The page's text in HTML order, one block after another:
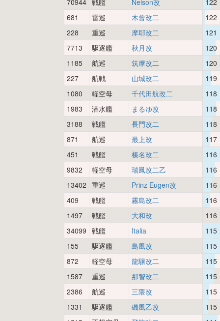
70944 戦艦 Nelson改
122
681
雷巡 木曾改二
122
228
重巡 摩耶改二
121
7713
駆逐艦 秋月改
120
1185
航巡 筑摩改二
120
227
航戦 山城改二
119
1080
軽空母 千代田航改二
118
1983
潜水艦 まるゆ改
118
3188
戦艦 長門改二
118
871
航巡 最上改
117
451
戦艦 榛名改二
116
9832
軽空母 瑞鳳改二乙
116
13402 重巡 Prinz Eugen改
116
409
戦艦 霧島改二
116
1497
戦艦 大和改
116
34099 戦艦 Italia
115
155
駆逐艦 島風改
115
872
軽空母 龍驤改二
115
1587
重巡 那智改二
115
2386
航巡 三隈改
115
1331
駆逐艦 磯風乙改
115